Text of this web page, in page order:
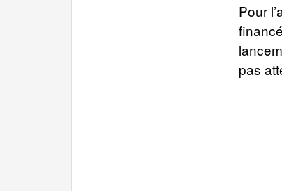
Pour
pas